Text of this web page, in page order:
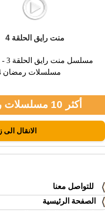
منت رايق الحلقة 4
مسلسلات رمضان 2024 في موقع فرفش
أكثر 10 مسلسلات رمضان 2026 مشاهدة
للتواصل معنا
الصفحة الرئيسية